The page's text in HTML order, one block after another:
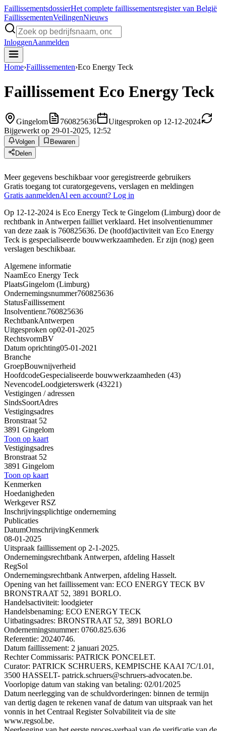
FaillissementsdossierHet complete faillissementsregister van België
FaillissementenVeilingenNieuws
InloggenAanmelden
Home›Faillissementen›Eco Energy Teck
Faillissement Eco Energy Teck
Gingelom 760825636
Uitgesproken op 12-12-2024
Bijgewerkt op 29-01-2025, 12:52
Volgen
Bewaren
Delen
Meer gegevens beschikbaar voor geregistreerde gebruikers
Gratis toegang tot curatorgegevens, verslagen en meldingen
Gratis aanmeldenAl een account? Log in
Op 12-12-2024 is Eco Energy Teck te Gingelom (Limburg) door de
rechtbank in Antwerpen failliet verklaard. Het insolventienummer
van deze zaak is 760825636. De (hoofd)activiteit van Eco Energy
Teck is gespecialiseerde bouwwerkzaamheden. Er zijn (nog) geen
verslagen beschikbaar.
Algemene informatie
NaamEco Energy Teck
PlaatsGingelom (Limburg)
Ondernemingsnummer760825636
StatusFaillissement
Insolventienr.760825636
RechtbankAntwerpen
Uitgesproken op02-01-2025
RechtsvormBV
Datum oprichting05-01-2021
Branche
GroepBouwnijverheid
HoofdcodeGespecialiseerde bouwwerkzaamheden (43)
NevencodeLoodgieterswerk (43221)
Vestigingen / adressen
SindsSoortAdres
Vestigingsadres
Bronstraat 52
3891 Gingelom
Toon op kaart
Vestigingsadres
Bronstraat 52
3891 Gingelom
Toon op kaart
Kenmerken
Hoedanigheden
Werkgever RSZ
Inschrijvingsplichtige onderneming
Publicaties
DatumOmschrijvingKenmerk
08-01-2025
Uitspraak faillissement op 2-1-2025.
Ondernemingsrechtbank Antwerpen, afdeling Hasselt
RegSol
Ondernemingsrechtbank Antwerpen, afdeling Hasselt.
Opening van het faillissement van: ECO ENERGY TECK BV
BRONSTRAAT 52, 3891 BORLO.
Handelsactiviteit: loodgieter
Handelsbenaming: ECO ENERGY TECK
Uitbatingsadres: BRONSTRAAT 52, 3891 BORLO
Ondernemingsnummer: 0760.825.636
Referentie: 20240746.
Datum faillissement: 2 januari 2025.
Rechter Commissaris: PATRICK PONCELET.
Curator: PATRICK SCHRUERS, KEMPISCHE KAAI 7C/1.01,
3500 HASSELT- patrick.schruers@schruers-advocaten.be.
Voorlopige datum van staking van betaling: 02/01/2025
Datum neerlegging van de schuldvorderingen: binnen de termijn
van dertig dagen te rekenen vanaf de datum van uitspraak van het
vonnis in het Centraal Register Solvabiliteit via de site
www.regsol.be.